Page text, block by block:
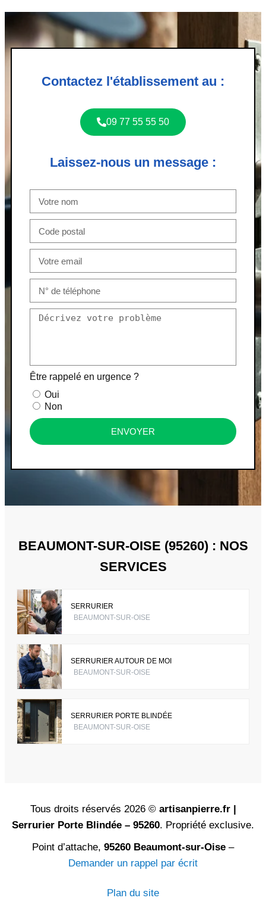
Contactez l'établissement au :
09 77 55 55 50
Laissez-nous un message :
Être rappelé en urgence ?
Oui
Non
ENVOYER
BEAUMONT-SUR-OISE (95260) : NOS
SERVICES
SERRURIER
BEAUMONT-SUR-OISE
SERRURIER AUTOUR DE MOI
BEAUMONT-SUR-OISE
SERRURIER PORTE BLINDÉE
BEAUMONT-SUR-OISE
Tous droits réservés 2026 © artisanpierre.fr |
Serrurier Porte Blindée – 95260. Propriété exclusive.
Point d’attache, 95260 Beaumont-sur-Oise –
Demander un rappel par écrit
Plan du site